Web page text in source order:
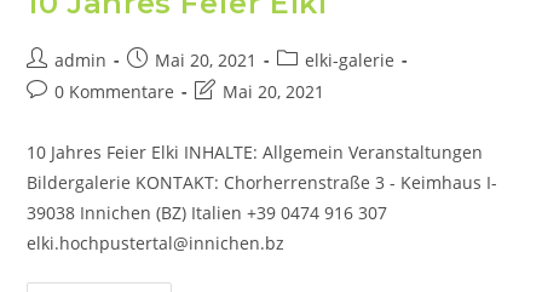
admin Mai 20, 2021
elki-galerie
0 Kommentare
Mai 20, 2021
10 Jahres Feier Elki INHALTE: Allgemein Veranstaltungen
Bildergalerie KONTAKT: Chorherrenstraße 3 - Keimhaus I-
39038 Innichen (BZ) Italien +39 0474 916 307
elki.hochpustertal@innichen.bz